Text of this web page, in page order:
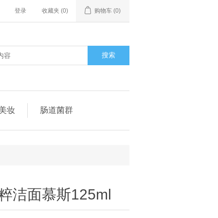
登录 收藏夹 (0) 购物车 (0)
搜索
妆 肠道菌群
洁面慕斯125ml